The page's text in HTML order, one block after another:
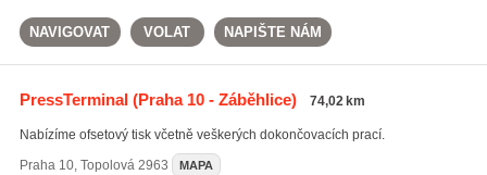
NAVIGOVAT VOLAT NAPIŠTE NÁM
PressTerminal(Praha 10 - Záběhlice) 74,02 km
Nabízíme ofsetový tisk včetně veškerých dokončovacích prací.
Praha 10, Topolová 2963 MAPA